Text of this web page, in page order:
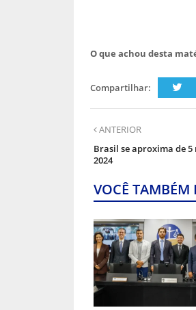
O que achou desta
Compartilhar:
ANTERIOR
Brasil se aproxima de
2024
VOCÊ TAMBÉM